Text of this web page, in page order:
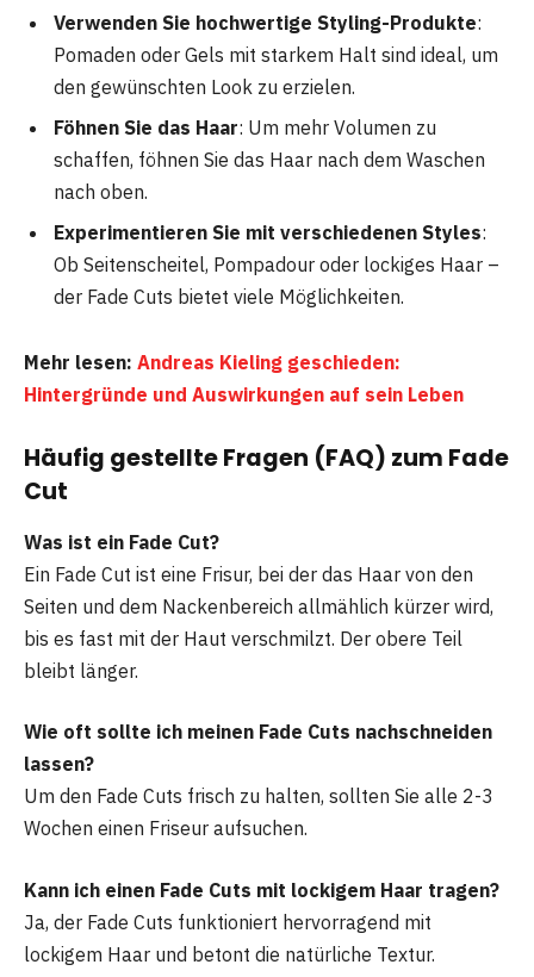
Verwenden Sie hochwertige Styling-Produkte:
Pomaden oder Gels mit starkem Halt sind ideal, um
den gewünschten Look zu erzielen.
Föhnen Sie das Haar: Um mehr Volumen zu
schaffen, föhnen Sie das Haar nach dem Waschen
nach oben.
Experimentieren Sie mit verschiedenen Styles:
Ob Seitenscheitel, Pompadour oder lockiges Haar –
der Fade Cuts bietet viele Möglichkeiten.
Mehr lesen: Andreas Kieling geschieden:
Hintergründe und Auswirkungen auf sein Leben
Häufig gestellte Fragen (FAQ) zum Fade
Cut
Was ist ein Fade Cut?
Ein Fade Cut ist eine Frisur, bei der das Haar von den
Seiten und dem Nackenbereich allmählich kürzer wird,
bis es fast mit der Haut verschmilzt. Der obere Teil
bleibt länger.
Wie oft sollte ich meinen Fade Cuts nachschneiden
lassen?
Um den Fade Cuts frisch zu halten, sollten Sie alle 2-3
Wochen einen Friseur aufsuchen.
Kann ich einen Fade Cuts mit lockigem Haar tragen?
Ja, der Fade Cuts funktioniert hervorragend mit
lockigem Haar und betont die natürliche Textur.